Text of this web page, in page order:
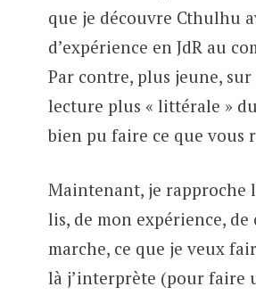
que je découvre Cthulhu
d’expérience en JdR au
Par contre, plus jeune, sur
lecture plus « littérale »
bien pu faire ce que vous
Maintenant, je rapproche
lis, de mon expérience, de
marche, ce que je veux
là j’interprète (pour faire